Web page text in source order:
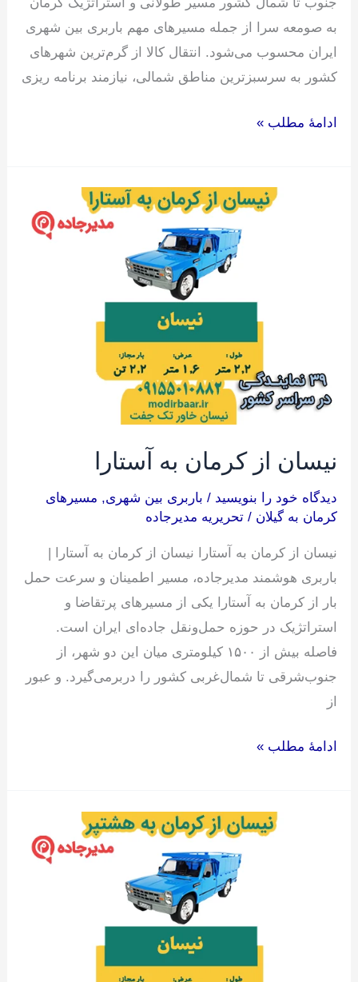
به صومعه سرا از جمله مسیرهای مهم باربری بین شهری
ایران محسوب می‌شود. انتقال کالا از گرم‌ترین شهرهای
کشور به سرسبزترین مناطق شمالی، نیازمند برنامه ریزی
ادامۀ مطلب »
نیسان از کرمان به آستارا
دیدگاه‌ خود را بنویسید / باربری بین شهری, مسیرهای
کرمان به گیلان /تحریریه مدیرجاده
نیسان از کرمان به آستارا نیسان از کرمان به آستارا |
باربری هوشمند مدیرجاده، مسیر اطمینان و سرعت حمل
بار از کرمان به آستارا یکی از مسیرهای پرتقاضا و
استراتژیک در حوزه حمل‌ونقل جاده‌ای ایران است.
فاصله بیش از ۱۵۰۰ کیلومتری میان این دو شهر، از
جنوب‌شرقی تا شمال‌غربی کشور را دربرمی‌گیرد. و عبور
از
ادامۀ مطلب »